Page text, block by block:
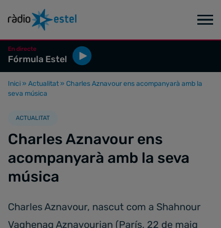
En directe
Fórmula Estel
Inici » Actualitat » Charles Aznavour ens acompanyarà amb la
seva música
ACTUALITAT
Charles Aznavour ens
acompanyarà amb la seva
música
Charles Aznavour, nascut com a Shahnour
Vaghenag Aznavourian (París, 22 de maig